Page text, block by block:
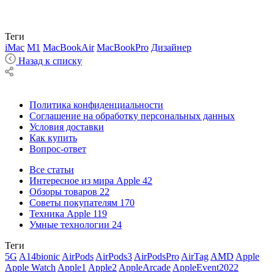
Теги
iMac M1 MacBookAir MacBookPro Дизайнер
Назад к списку
Политика конфиденциальности
Соглашение на обработку персональных данных
Условия доставки
Как купить
Вопрос-ответ
Все статьи
Интересное из мира Apple 42
Обзоры товаров 22
Советы покупателям 170
Техника Apple 119
Умные технологии 24
Теги
5G A14bionicAirPodsAirPods3AirPodsProAirTagAMD Apple
Apple WatchApple1 Apple2AppleArcadeAppleEvent2022